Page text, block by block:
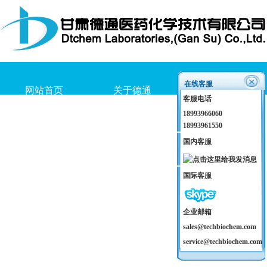
在线客服
客服电话
18993966060
18993961550
国内客服
国际客服
企业邮箱
sales@techbiochem.com
service@techbiochem.com
网站首页 关于德通 产品介绍